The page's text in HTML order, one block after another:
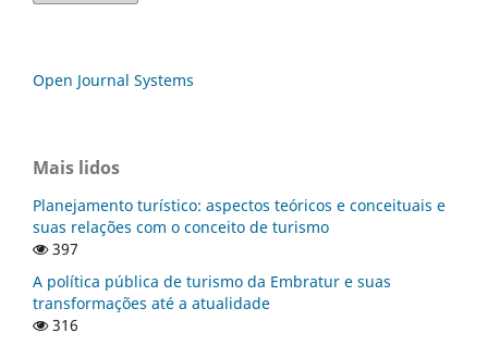
Open Journal Systems
Mais lidos
Planejamento turístico: aspectos teóricos e conceituais e
suas relações com o conceito de turismo
397
A política pública de turismo da Embratur e suas
transformações até a atualidade
316